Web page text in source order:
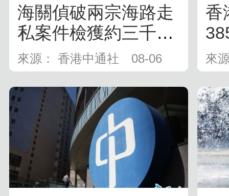
海關偵破兩宗海路走
私案件檢獲約三千七
百萬元懷疑...
來源： 香港中通社 08-06
香
來